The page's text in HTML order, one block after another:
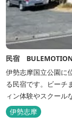
民宿
伊勢志摩国立公園に
る民宿です。ビーチ
ィン体験やスクール
伊勢志摩